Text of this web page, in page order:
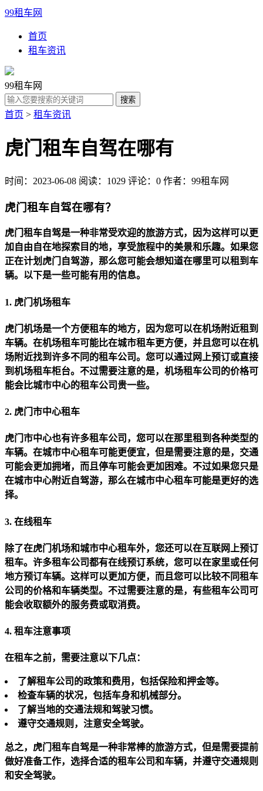
99租车网
首页
租车资讯
99租车网
首页 > 租车资讯
虎门租车自驾在哪有
时间：2023-06-08 阅读：1029 评论：0 作者：99租车网
虎门租车自驾在哪有？
虎门租车自驾是一种非常受欢迎的旅游方式，因为这样可以更
加自由自在地探索目的地，享受旅程中的美景和乐趣。如果您
正在计划虎门自驾游，那么您可能会想知道在哪里可以租到车
辆。以下是一些可能有用的信息。
1. 虎门机场租车
虎门机场是一个方便租车的地方，因为您可以在机场附近租到
车辆。在机场租车可能比在城市租车更方便，并且您可以在机
场附近找到许多不同的租车公司。您可以通过网上预订或直接
到机场租车柜台。不过需要注意的是，机场租车公司的价格可
能会比城市中心的租车公司贵一些。
2. 虎门市中心租车
虎门市中心也有许多租车公司，您可以在那里租到各种类型的
车辆。在城市中心租车可能更便宜，但是需要注意的是，交通
可能会更加拥堵，而且停车可能会更加困难。不过如果您只是
在城市中心附近自驾游，那么在城市中心租车可能是更好的选
择。
3. 在线租车
除了在虎门机场和城市中心租车外，您还可以在互联网上预订
租车。许多租车公司都有在线预订系统，您可以在家里或任何
地方预订车辆。这样可以更加方便，而且您可以比较不同租车
公司的价格和车辆类型。不过需要注意的是，有些租车公司可
能会收取额外的服务费或取消费。
4. 租车注意事项
在租车之前，需要注意以下几点：
了解租车公司的政策和费用，包括保险和押金等。
检查车辆的状况，包括车身和机械部分。
了解当地的交通法规和驾驶习惯。
遵守交通规则，注意安全驾驶。
总之，虎门租车自驾是一种非常棒的旅游方式，但是需要提前
做好准备工作，选择合适的租车公司和车辆，并遵守交通规则
和安全驾驶。